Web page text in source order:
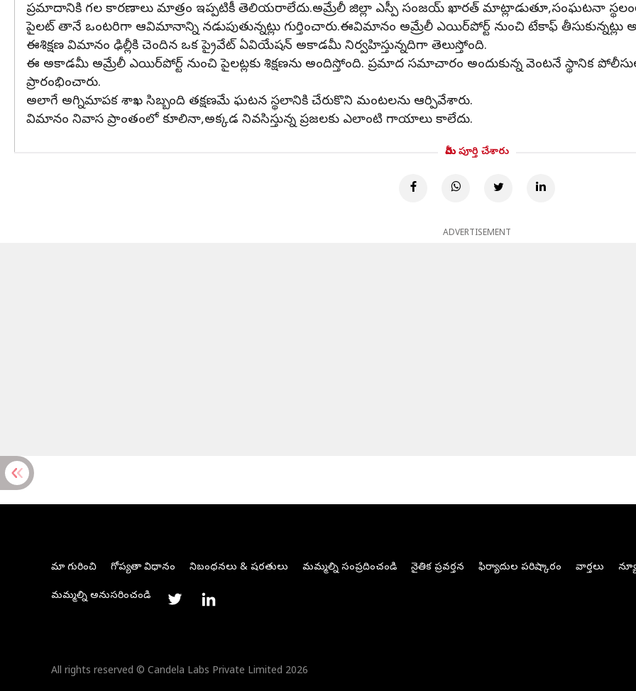
ప్రమాదానికి గల కారణాలు మాత్రం ఇప్పటికీ తెలియరాలేదు.అమ్రేలీ జిల్లా ఎస్పీ సంజయ్ ఖారత్ మాట్లాడుతూ,సంఘటనా
పైలట్ తానే ఒంటరిగా ఆవిమానాన్ని నడుపుతున్నట్లు గుర్తించారు.ఈవిమానం అమ్రేలీ ఎయిర్‌పోర్ట్‌ నుంచి టేకాఫ్ తీసుకున్నట్లు
ఈశిక్షణ విమానం ఢిల్లీకి చెందిన ఒక ప్రైవేట్ ఏవియేషన్ అకాడమీ నిర్వహిస్తున్నదిగా తెలుస్తోంది.
ఈ అకాడమీ అమ్రేలీ ఎయిర్‌పోర్ట్ నుంచి పైలట్లకు శిక్షణను అందిస్తోంది. ప్రమాద సమాచారం అందుకున్న వెంటనే స్థానిక
ప్రారంభించారు.
అలాగే అగ్నిమాపక శాఖ సిబ్బంది తక్షణమే ఘటన స్థలానికి చేరుకొని మంటలను ఆర్పివేశారు.
విమానం నివాస ప్రాంతంలో కూలినా,అక్కడ నివసిస్తున్న ప్రజలకు ఎలాంటి గాయాలు కాలేదు.
మీరు పూర్తి చేశారు
ADVERTISEMENT
మా గురించి గోప్యతా విధానం నిబంధనలు & షరతులు మమ్మల్ని సంప్రదించండి నైతిక ప్రవర్తన ఫిర్యాదుల పరిష్కారం వార్తలు
మమ్మల్ని అనుసరించండి
All rights reserved © Candela Labs Private Limited 2026